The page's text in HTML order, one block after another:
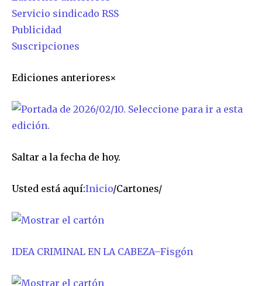
Servicio sindicado RSS
Publicidad
Suscripciones
Ediciones anteriores×
Saltar a la fecha de hoy.
Usted está aquí:Inicio/Cartones/
IDEA CRIMINAL EN LA CABEZA–Fisgón